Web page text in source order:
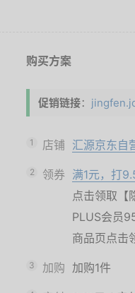
购买方案
促销链接：
1 店铺 汇源京东自
2 领券 满1元，打
点击领取【
PLUS会员
商品页点击
3 加购 加购1件